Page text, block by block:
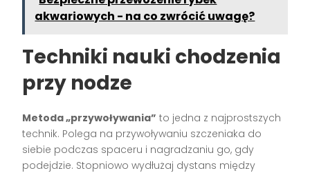
akwariowych - na co zwrócić uwagę?
Techniki nauki chodzenia
przy nodze
Metoda „przywoływania” to jedna z najprostszych
technik. Polega na przywoływaniu szczeniaka do
siebie podczas spaceru i nagradzaniu go, gdy
podejdzie. Stopniowo wydłużaj dystans między